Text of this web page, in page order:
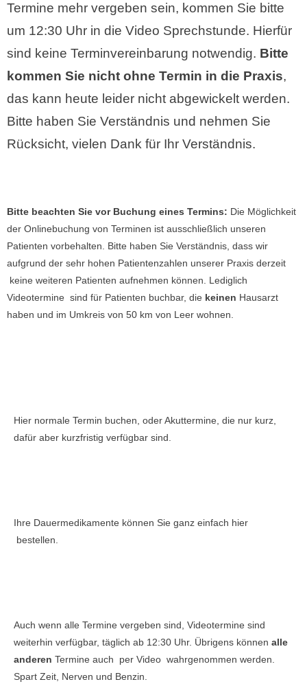
Termine mehr vergeben sein, kommen Sie bitte
um 12:30 Uhr in die Video Sprechstunde. Hierfür
sind keine Terminvereinbarung notwendig. Bitte
kommen Sie nicht ohne Termin in die Praxis,
das kann heute leider nicht abgewickelt werden.
Bitte haben Sie Verständnis und nehmen Sie
Rücksicht, vielen Dank für Ihr Verständnis.
Bitte beachten Sie vor Buchung eines Termins: Die Möglichkeit
der Onlinebuchung von Terminen ist ausschließlich unseren
Patienten vorbehalten. Bitte haben Sie Verständnis, dass wir
aufgrund der sehr hohen Patientenzahlen unserer Praxis derzeit
keine weiteren Patienten aufnehmen können. Lediglich
Videotermine sind für Patienten buchbar, die keinen Hausarzt
haben und im Umkreis von 50 km von Leer wohnen.
Hier normale Termin buchen, oder Akuttermine, die nur kurz,
dafür aber kurzfristig verfügbar sind.
Ihre Dauermedikamente können Sie ganz einfach hier
bestellen.
Auch wenn alle Termine vergeben sind, Videotermine sind
weiterhin verfügbar, täglich ab 12:30 Uhr. Übrigens können alle
anderen Termine auch per Video wahrgenommen werden.
Spart Zeit, Nerven und Benzin.